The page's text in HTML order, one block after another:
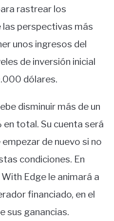
rastrear los
las perspectivas más
unos ingresos del
de inversión inicial
dólares.
disminuir más de un
en total. Su cuenta será
de nuevo si no
condiciones. En
Edge le animará a
financiado, en el
sus ganancias.